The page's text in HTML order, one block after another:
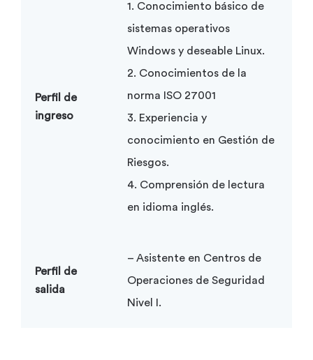
Perfil de
ingreso
1. Conocimiento básico de
sistemas operativos
Windows y deseable Linux.
2. Conocimientos de la
norma ISO 27001
3. Experiencia y
conocimiento en Gestión de
Riesgos.
4. Comprensión de lectura
en idioma inglés.
Perfil de
salida
– Asistente en Centros de
Operaciones de Seguridad
Nivel I.